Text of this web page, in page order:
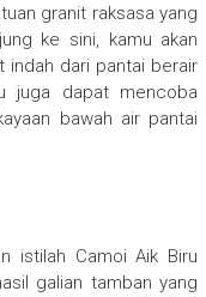
granit raksasa yang
ke sini, kamu akan
indah dari pantai berair
juga dapat mencoba
bawah air pantai
istilah Camoi Aik Biru
galian tamban yang